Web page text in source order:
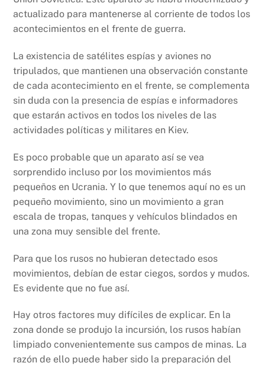
actualizado para mantenerse al corriente de todos los
acontecimientos en el frente de guerra.
La existencia de satélites espías y aviones no
tripulados, que mantienen una observación constante
de cada acontecimiento en el frente, se complementa
sin duda con la presencia de espías e informadores
que estarán activos en todos los niveles de las
actividades políticas y militares en Kiev.
Es poco probable que un aparato así se vea
sorprendido incluso por los movimientos más
pequeños en Ucrania. Y lo que tenemos aquí no es un
pequeño movimiento, sino un movimiento a gran
escala de tropas, tanques y vehículos blindados en
una zona muy sensible del frente.
Para que los rusos no hubieran detectado esos
movimientos, debían de estar ciegos, sordos y mudos.
Es evidente que no fue así.
Hay otros factores muy difíciles de explicar. En la
zona donde se produjo la incursión, los rusos habían
limpiado convenientemente sus campos de minas. La
razón de ello puede haber sido la preparación del